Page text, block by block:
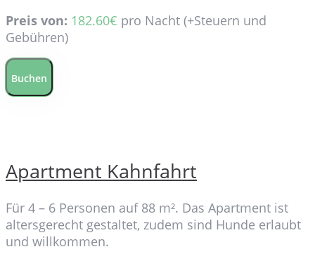
Preis von: 182.60€ pro Nacht (+Steuern und
Gebühren)
Buchen
Apartment Kahnfahrt
Für 4 – 6 Personen auf 88 m². Das Apartment ist
altersgerecht gestaltet, zudem sind Hunde erlaubt
und willkommen.